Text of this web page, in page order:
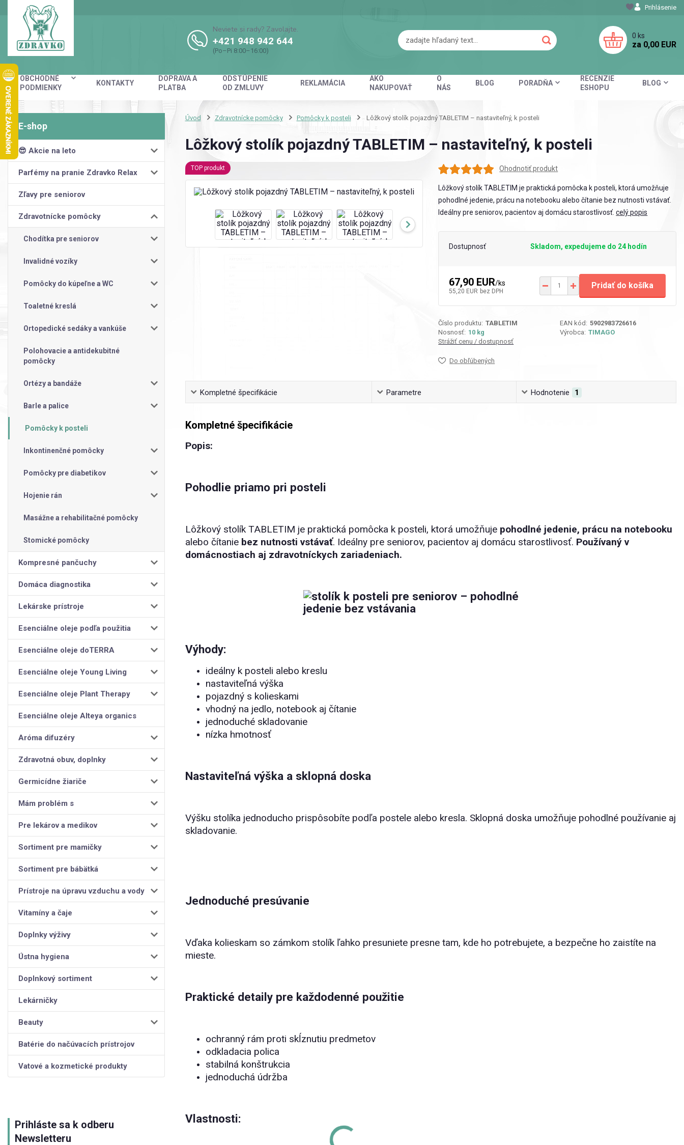
OBCHODNÉ
PODMIENKY
KONTAKTY
DOPRAVA A
PLATBA
ODSTÚPENIE
OD ZMLUVY
REKLAMÁCIA
AKO
NAKUPOVAŤ
O
NÁS
BLOG PORADŇA
RECENZIE
ESHOPU
BLOG
Prihlásenie
Neviete si rady? Zavolajte.
+421 948 942 644
(Po–Pi 8:00–16:00)
0 ks
za 0,00 EUR
😎 Akcie na leto
Parfémy na pranie Zdravko Relax
Zľavy pre seniorov
Zdravotnícke pomôcky
Chodítka pre seniorov
Invalidné vozíky
Pomôcky do kúpeľne a WC
Toaletné kreslá
Ortopedické sedáky a vankúše
Polohovacie a antidekubitné
pomôcky
Ortézy a bandáže
Barle a palice
Pomôcky k posteli
Inkontinenčné pomôcky
Pomôcky pre diabetikov
Hojenie rán
Masážne a rehabilitačné pomôcky
Stomické pomôcky
Kompresné pančuchy
Domáca diagnostika
Lekárske prístroje
Esenciálne oleje podľa použitia
Esenciálne oleje doTERRA
Esenciálne oleje Young Living
Esenciálne oleje Plant Therapy
Esenciálne oleje Alteya organics
Aróma difuzéry
Zdravotná obuv, doplnky
Germicídne žiariče
Mám problém s
Pre lekárov a medikov
Sortiment pre mamičky
Sortiment pre bábätká
Prístroje na úpravu vzduchu a vody
Vitamíny a čaje
Doplnky výživy
Ústna hygiena
Doplnkový sortiment
Lekárničky
Beauty
Batérie do načúvacích prístrojov
Vatové a kozmetické produkty
Prihláste sa k odberu
Newsletteru
Úvod Zdravotnícke pomôcky Pomôcky k posteli Lôžkový stolík pojazdný TABLETIM – nastaviteľný, k posteli
Lôžkový stolík pojazdný TABLETIM – nastaviteľný, k posteli
TOP produkt Ohodnotiť produkt
Lôžkový stolík TABLETIM je praktická pomôcka k posteli, ktorá umožňuje
pohodlné jedenie, prácu na notebooku alebo čítanie bez nutnosti vstávať.
Ideálny pre seniorov, pacientov aj domácu starostlivosť.celý popis
Dostupnosť Skladom, expedujeme do 24 hodín
67,90 EUR/ks
55,20 EUR bez DPH
Pridať do košíka
Číslo produktu: TABLETIM EAN kód: 5902983726616
Nosnosť: 10 kg Výrobca: TIMAGO
Strážiť cenu / dostupnosť
Do obľúbených
Kompletné špecifikácie Parametre Hodnotenie 1
Kompletné špecifikácie
Popis:
Pohodlie priamo pri posteli
Lôžkový stolík TABLETIM je praktická pomôcka k posteli, ktorá umožňuje pohodlné jedenie, prácu na notebooku
alebo čítanie bez nutnosti vstávať. Ideálny pre seniorov, pacientov aj domácu starostlivosť. Používaný v
domácnostiach aj zdravotníckych zariadeniach.
Výhody:
ideálny k posteli alebo kreslu
nastaviteľná výška
pojazdný s kolieskami
vhodný na jedlo, notebook aj čítanie
jednoduché skladovanie
nízka hmotnosť
Nastaviteľná výška a sklopná doska
Výšku stolíka jednoducho prispôsobíte podľa postele alebo kresla. Sklopná doska umožňuje pohodlné používanie aj
skladovanie.
Jednoduché presúvanie
Vďaka kolieskam so zámkom stolík ľahko presuniete presne tam, kde ho potrebujete, a bezpečne ho zaistíte na
mieste.
Praktické detaily pre každodenné použitie
ochranný rám proti skĺznutiu predmetov
odkladacia polica
stabilná konštrukcia
jednoduchá údržba
Vlastnosti: